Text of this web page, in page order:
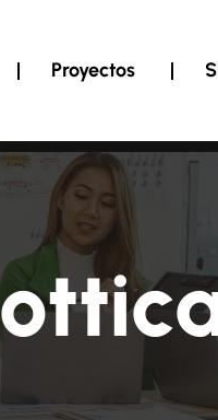
Proyectos